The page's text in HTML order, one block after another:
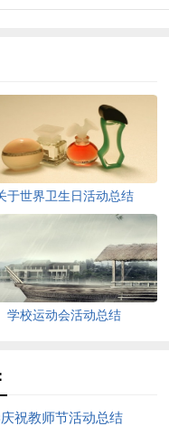
于世界卫生日活动总结
学校运动会活动总结
祝教师节活动总结